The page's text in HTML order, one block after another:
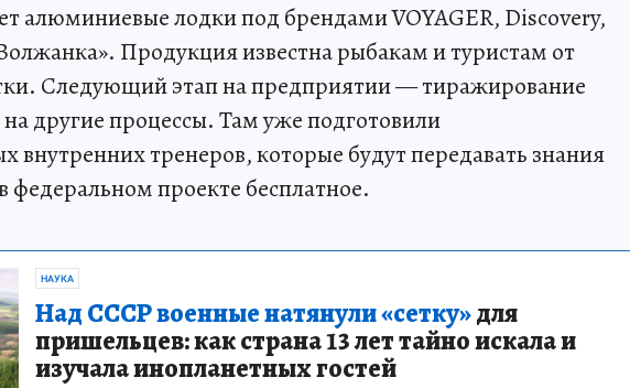
алюминиевые лодки под брендами VOYAGER, Discovery,
Продукция известна рыбакам и туристам от
Следующий этап на предприятии — тиражирование
другие процессы. Там уже подготовили
внутренних тренеров, которые будут передавать знания
федеральном проекте бесплатное.
НАУКА
Над СССР военные натянули «сетку»для
пришельцев: как страна 13 лет тайно искала и
изучала инопланетных гостей